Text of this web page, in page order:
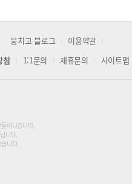
뭉치고 블로그
이용약관
침 1:1문의 제휴문의 사이트맵
어나갑니다.
니다.
니다.